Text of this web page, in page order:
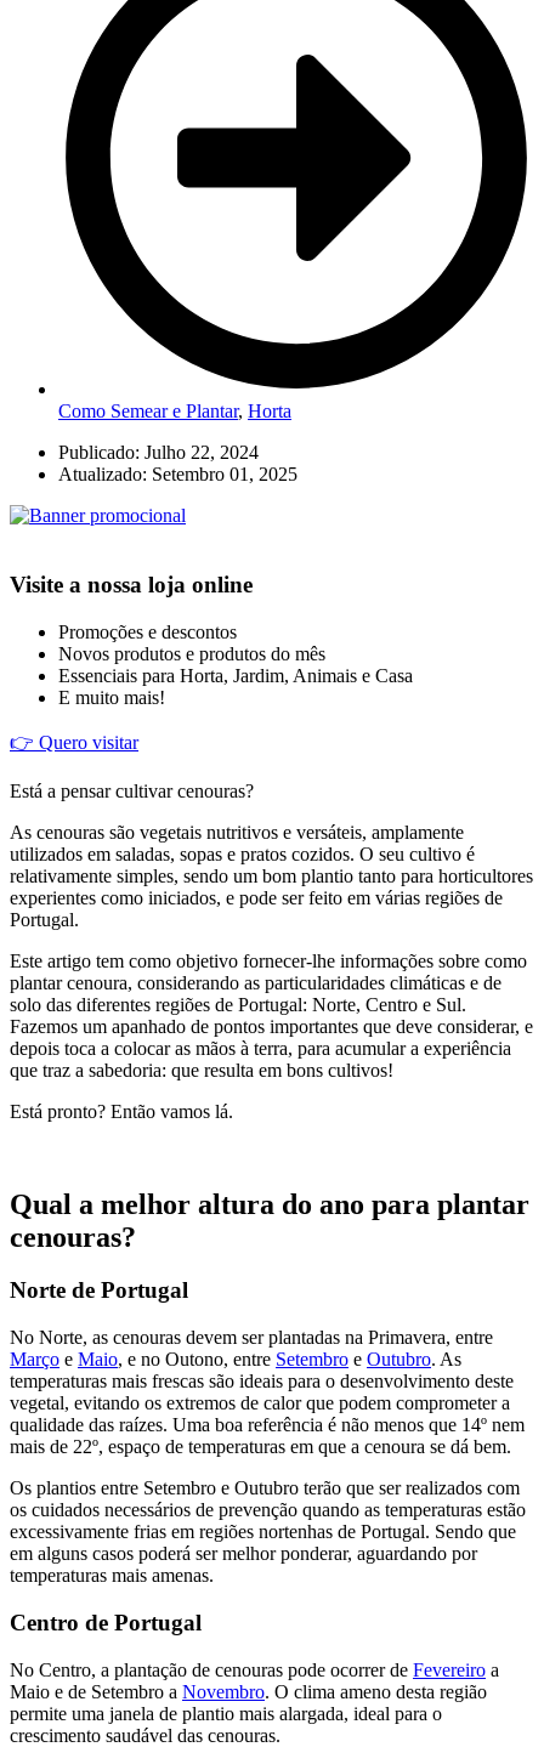
Como Semear e Plantar, Horta
Publicado: Julho 22, 2024
Atualizado: Setembro 01, 2025
Visite a nossa loja online
Promoções e descontos
Novos produtos e produtos do mês
Essenciais para Horta, Jardim, Animais e Casa
E muito mais!
👉 Quero visitar
Está a pensar cultivar cenouras?
As cenouras são vegetais nutritivos e versáteis, amplamente
utilizados em saladas, sopas e pratos cozidos. O seu cultivo é
relativamente simples, sendo um bom plantio tanto para horticultores
experientes como iniciados, e pode ser feito em várias regiões de
Portugal.
Este artigo tem como objetivo fornecer-lhe informações sobre como
plantar cenoura, considerando as particularidades climáticas e de
solo das diferentes regiões de Portugal: Norte, Centro e Sul.
Fazemos um apanhado de pontos importantes que deve considerar, e
depois toca a colocar as mãos à terra, para acumular a experiência
que traz a sabedoria: que resulta em bons cultivos!
Está pronto? Então vamos lá.
Qual a melhor altura do ano para plantar
cenouras?
Norte de Portugal
No Norte, as cenouras devem ser plantadas na Primavera, entre
Março e Maio, e no Outono, entre Setembro e Outubro. As
temperaturas mais frescas são ideais para o desenvolvimento deste
vegetal, evitando os extremos de calor que podem comprometer a
qualidade das raízes. Uma boa referência é não menos que 14º nem
mais de 22º, espaço de temperaturas em que a cenoura se dá bem.
Os plantios entre Setembro e Outubro terão que ser realizados com
os cuidados necessários de prevenção quando as temperaturas estão
excessivamente frias em regiões nortenhas de Portugal. Sendo que
em alguns casos poderá ser melhor ponderar, aguardando por
temperaturas mais amenas.
Centro de Portugal
No Centro, a plantação de cenouras pode ocorrer de Fevereiro a
Maio e de Setembro a Novembro. O clima ameno desta região
permite uma janela de plantio mais alargada, ideal para o
crescimento saudável das cenouras.